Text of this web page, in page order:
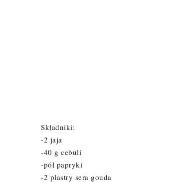
Składniki:
-2 jaja
-40 g cebuli
-pół papryki
-2 plastry sera gouda